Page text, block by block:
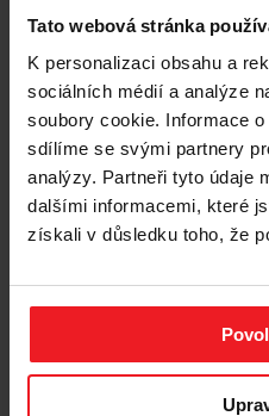
Tato webová stránka
K personalizaci obsahu a
sociálních médií a analýze
soubory cookie. Informace
sdílíme se svými partnery
analýzy. Partneři tyto údaje
dalšími informacemi, které
získali v důsledku toho, že
kočku – 91,4×63,5×63,5
1 836 Kč